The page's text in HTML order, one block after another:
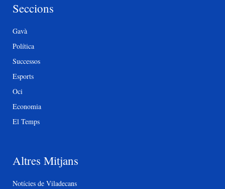
Seccions
Gavà
Política
Successos
Esports
Oci
Economia
El Temps
Altres Mitjans
Notícies de Viladecans